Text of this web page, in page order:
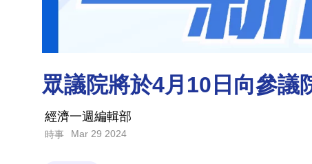
眾議院將於4月10日向參議
經濟一週編輯部
時事 Mar 29 2024